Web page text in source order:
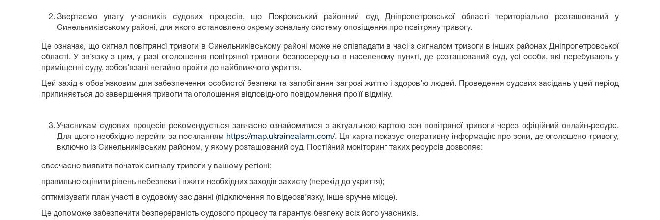
Звертаємо увагу учасників судових процесів, що Покровський районний суд Дніпропетровської області територіально розташований у
Синельниківському районі, для якого встановлено окрему зональну систему оповіщення про повітряну тривогу.
Це означає, що сигнал повітряної тривоги в Синельниківському районі може не співпадати в часі з сигналом тривоги в інших районах Дніпропетровської
області. У зв’язку з цим, у разі оголошення повітряної тривоги безпосередньо в населеному пункті, де розташований суд, усі особи, які перебувають у
приміщенні суду, зобов’язані негайно пройти до найближчого укриття.
Цей захід є обов’язковим для забезпечення особистої безпеки та запобігання загрозі життю і здоров’ю людей. Проведення судових засідань у цей період
припиняється до завершення тривоги та оголошення відповідного повідомлення про її відміну.
Учасникам судових процесів рекомендується завчасно ознайомитися з актуальною картою зон повітряної тривоги через офіційний онлайн‑ресурс.
Для цього необхідно перейти за посиланням https://map.ukrainealarm.com/. Ця карта показує оперативну інформацію про зони, де оголошено тривогу,
включно із Синельниківським районом, у якому розташований суд. Постійний моніторинг таких ресурсів дозволяє:
своєчасно виявити початок сигналу тривоги у вашому регіоні;
правильно оцінити рівень небезпеки і вжити необхідних заходів захисту (перехід до укриття);
оптимізувати план участі в судовому засіданні (підключення по відеозв’язку, інше зручне місце).
Це допоможе забезпечити безперервність судового процесу та гарантує безпеку всіх його учасників.